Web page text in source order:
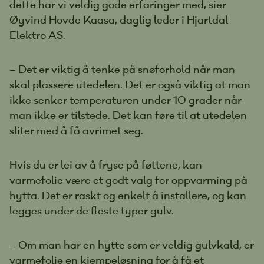
dette har vi veldig gode erfaringer med, sier
Øyvind Hovde Kaasa, daglig leder i Hjartdal
Elektro AS.
– Det er viktig å tenke på snøforhold når man
skal plassere utedelen. Det er også viktig at man
ikke senker temperaturen under 10 grader når
man ikke er tilstede. Det kan føre til at utedelen
sliter med å få avrimet seg.
Hvis du er lei av å fryse på føttene, kan
varmefolie være et godt valg for oppvarming på
hytta. Det er raskt og enkelt å installere, og kan
legges under de fleste typer gulv.
– Om man har en hytte som er veldig gulvkald, er
varmefolie en kjempeløsning for å få et